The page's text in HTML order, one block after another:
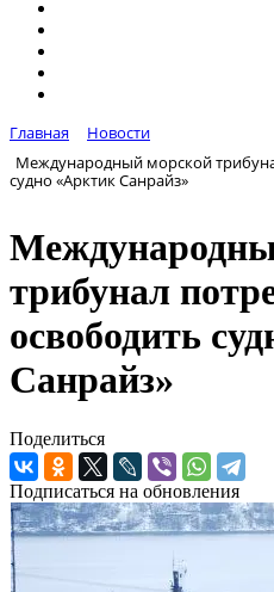
Главная
Новости
Международный морской
судно «Арктик Санрайз»
трибунал
освободить
Санрайз»
Поделиться
Подписаться на обновления